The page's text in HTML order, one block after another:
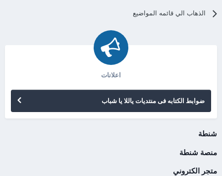
الذهاب الي قائمه المواضيع
اعلانات
ضوابط الكتابه فى منتديات ياللا يا شباب
شنطة
منصة شنطة
متجر الكتروني